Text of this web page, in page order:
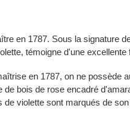
en 1787. Sous la signature
témoigne d'une excellente
en 1787, on ne possède
de bois de rose encadré
de violette sont marqués de